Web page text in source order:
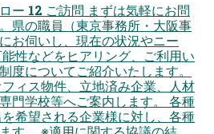
ー 12 ご訪問 まずは気軽にお問
県の職員（東京事務所・大阪事
お伺いし、現在の状況やニー
性などをヒアリング、ご利用い
度についてご紹介いたします。
ィス物件、立地済み企業、人材
門学校等へご案内します。 各種
希望される企業様に対し、各種